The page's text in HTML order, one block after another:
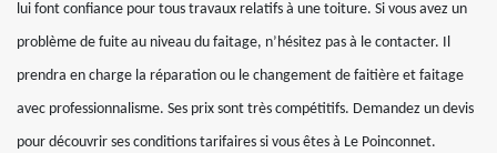
lui font confiance pour tous travaux relatifs à une toiture. Si vous avez un
problème de fuite au niveau du faitage, n’hésitez pas à le contacter. Il
prendra en charge la réparation ou le changement de faitière et faitage
avec professionnalisme. Ses prix sont très compétitifs. Demandez un devis
pour découvrir ses conditions tarifaires si vous êtes à Le Poinconnet.